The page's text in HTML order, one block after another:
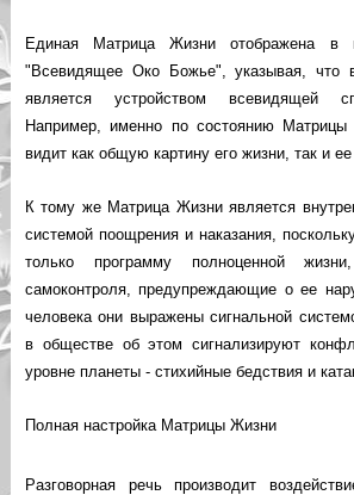
Единая Матрица Жизни отображена в
"Всевидящее Око Божье", указывая, что
является устройством всевидящей
Например, именно по состоянию Матрицы
видит как общую картину его жизни, так и ее
К тому же Матрица Жизни является
системой поощрения и наказания,
только программу полноценной
самоконтроля, предупреждающие о ее
человека они выражены сигнальной
в обществе об этом сигнализируют
уровне планеты - стихийные бедствия и
Полная настройка Матрицы Жизни
Разговорная речь производит